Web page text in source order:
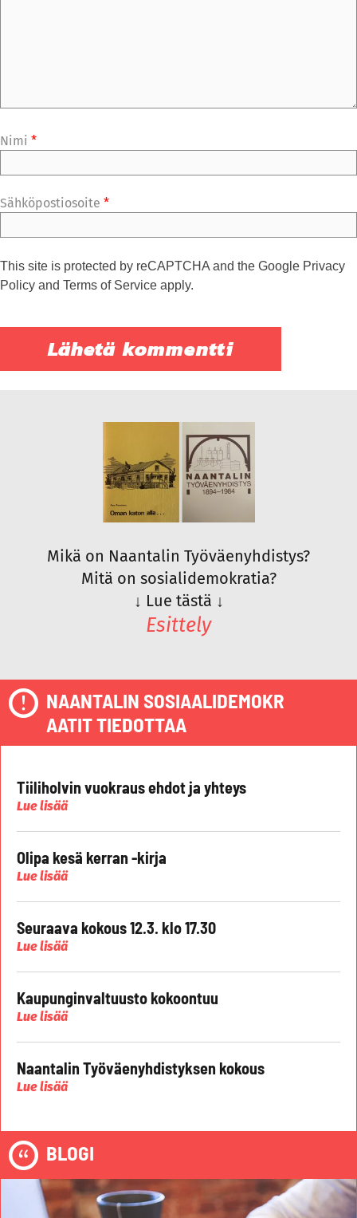
Nimi *
Sähköpostiosoite *
This site is protected by reCAPTCHA and the Google Privacy
Policy and Terms of Service apply.
Mikä on Naantalin Työväenyhdistys?
Mitä on sosialidemokratia?
↓ Lue tästä ↓
Esittely
NAANTALIN SOSIAALIDEMOKR
AATIT TIEDOTTAA
Tiiliholvin vuokraus ehdot ja yhteys
Lue lisää
Olipa kesä kerran -kirja
Lue lisää
Seuraava kokous 12.3. klo 17.30
Lue lisää
Kaupunginvaltuusto kokoontuu
Lue lisää
Naantalin Työväenyhdistyksen kokous
Lue lisää
BLOGI